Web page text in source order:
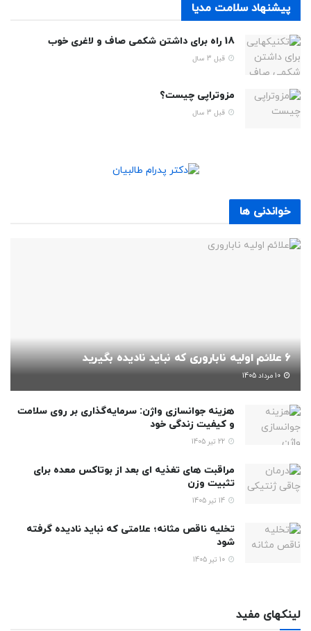
پیشنهاد سلامت مدیا
18 راه برای داشتن شکمی صاف و لاغری خوب
قبل 3 سال
مزوتراپی چیست؟
قبل 3 سال
خواندنی ها
6 علائم اولیه ناباروری که نباید نادیده بگیرید
هزینه جوانسازی واژن: سرمایه‌گذاری بر روی سلامت
و کیفیت زندگی خود
مراقبت های تغذیه ای بعد از بوتاکس معده برای
تثبیت وزن
تخلیه ناقص مثانه؛ علامتی که نباید نادیده گرفته
شود
لینکهای مفید